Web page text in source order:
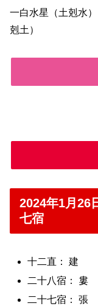
一白水星（土剋水
剋土）
2024年1月26
七宿
十二直： 建
二十八宿： 婁
二十七宿： 張